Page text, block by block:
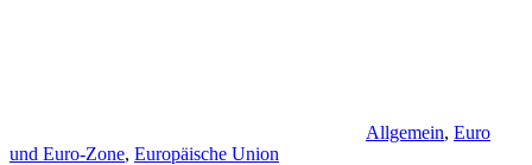
Allgemein, Euro
und Euro-Zone, Europäische Union